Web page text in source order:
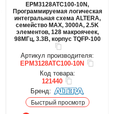
EPM3128ATC100-10N,
Программируемая логическая
интегральная схема ALTERA,
семейство MAX, 3000A, 2.5K
элементов, 128 макроячеек,
98МГц, 3.3В, корпус TQFP-100
Артикул производителя:
EPM3128ATC100-10N
Код товара:
121440
Бренд:
Быстрый просмотр